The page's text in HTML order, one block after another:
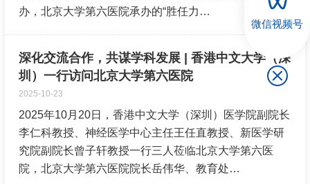
办，北京大学第六医院承办的“胜任力…
2025-10-23
深化交流合作，共谋学科发展 | 香港中文大学（深
圳）一行访问北京大学第六医院
2025年10月20日，香港中文大学（深圳）医学院副院长
李仁科教授、神经医学中心主任王任直教授、新医学研
究院副院长曾子轩教授一行三人莅临北京大学第六医
院，北京大学第六医院院长岳伟华、教育处…
微信视频号